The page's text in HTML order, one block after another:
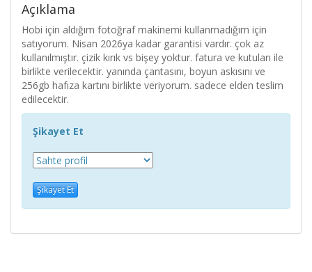
Açıklama
Hobi için aldığım fotoğraf makinemi kullanmadığım için
satıyorum. Nisan 2026ya kadar garantisi vardır. çok az
kullanılmıştır. çizik kırık vs bişey yoktur. fatura ve kutuları ile
birlikte verilecektir. yanında çantasını, boyun askısını ve
256gb hafıza kartını birlikte veriyorum. sadece elden teslim
edilecektir.
Şikayet Et